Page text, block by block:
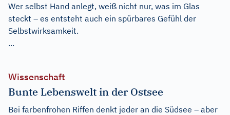
Wer selbst Hand anlegt, weiß nicht nur, was im Glas
steckt – es entsteht auch ein spürbares Gefühl der
Selbstwirksamkeit.
...
Wissenschaft
Bunte Lebenswelt in der Ostsee
Bei farbenfrohen Riffen denkt jeder an die Südsee – aber